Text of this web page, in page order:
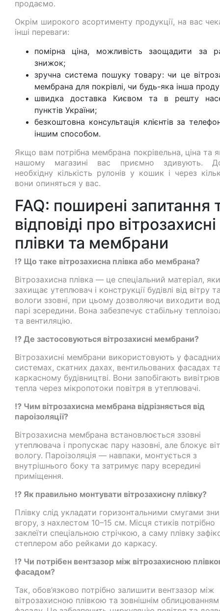
продаємо.
Окрім широкого асортименту продукції, на вас
інші переваги:
помірна ціна, можливість заощадити за
знижок;
зручна система пошуку товару: чи це
мембрана для покрівлі, чи будь-яка інша
швидка доставка Києвом та в решту
пунктів України;
безкоштовна консультація клієнтів за
іншим способом.
Якщо вам потрібна мембрана покрівельна, ціна та
нашому магазині вас приємно здивують.
необхідну кількість рулонів у кошик і через
вони опиняться у вас.
FAQ: поширені запитання
відповіді про вітрозахисні
плівки та мембрани
⁉️ Що таке вітрозахисна плівка або мембрана?
Вітрозахисна плівка — це спеціальний матеріал,
захищає утеплювач і конструкції будівлі від вітру
вологи ззовні, при цьому дозволяючи виходити
парі зсередини. Вона забезпечує стабільну
та вентиляцію.
⁉️ Де застосовуються вітрозахисні мембрани?
Вітрозахисні мембрани використовують у
системах, скатних дахах, вентильованих фасадах
каркасному будівництві. Вони запобігають
тепла через мікропотоки повітря в утеплювачі.
⁉️ Чим вітрозахисна мембрана відрізняється від
пароізоляції?
Вітрозахисна мембрана встановлюється ззовні
утеплювача і пропускає пару назовні, але блокує
вологу. Пароізоляція — навпаки, монтується з
внутрішнього боку та затримує пару всередині
приміщення.
⁉️ Як правильно монтувати вітрозахисну плівку?
Плівку слід укладати горизонтальними смугами
вгору, з нахлестом 10–15 см. Місця стиків потрібно
заклеїти спеціальною стрічкою, а саму плівку
степлером або рейками до каркасу.
⁉️ Чи потрібен вентзазор між вітрозахисною
фасадом?
Так, обов’язково потрібно залишити вентзазор між
вітрозахисною плівкою та зовнішнім облицюванням